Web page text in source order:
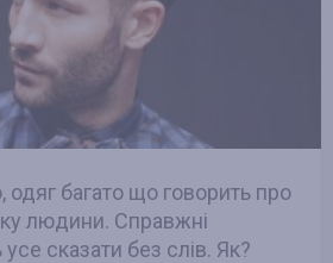
одяг багато що говорить про
людини. Справжні
сказати без слів. Як?